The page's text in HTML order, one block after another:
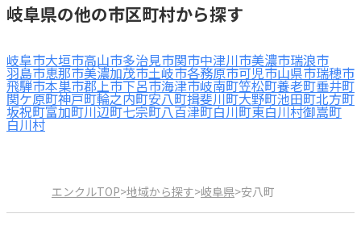
岐阜県の他の市区町村から探す
岐阜市大垣市高山市多治見市関市中津川市美濃市瑞浪市
羽島市恵那市美濃加茂市土岐市各務原市可児市山県市瑞穂市
飛騨市本巣市郡上市下呂市海津市岐南町笠松町養老町垂井町
関ケ原町神戸町輪之内町安八町揖斐川町大野町池田町北方町
坂祝町富加町川辺町七宗町八百津町白川町東白川村御嵩町
白川村
エンクルTOP>地域から探す>岐阜県>安八町